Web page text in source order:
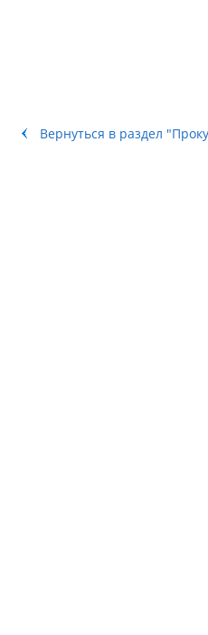
Вернуться в раздел